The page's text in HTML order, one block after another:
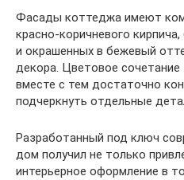
Фасады коттеджа имеют
красно-коричневого
и окрашенных в бежевый
декора. Цветовое сочетание
вместе с тем достаточно
подчеркнуть отдельные
Разработанный под ключ
дом получил не только
интерьерное оформление в